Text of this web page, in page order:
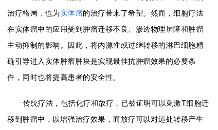
治疗格局，也为实体瘤的治疗带来了希望。然而，细胞疗法
在实体瘤中的应用受到肿瘤迁移不良、渗透物理屏障和肿瘤
主动抑制的影响。因此，将内源性或过继转移的淋巴细胞精
确引导进入实体肿瘤肿块是实现最佳抗肿瘤效果的必要条
件，同时也将提高患者的安全性。
传统疗法，包括化疗和放疗，已被证明可以刺激T细胞迁
移到肿瘤中，以增强治疗效果，而放疗可以对远处转移产生